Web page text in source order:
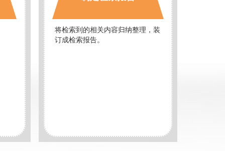
将检索到的相关内容归纳整理，装
订成检索报告。